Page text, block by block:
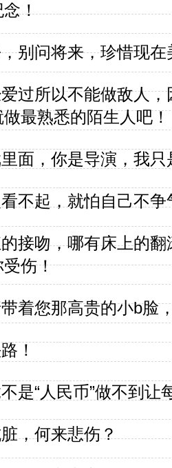
念！
别问将来，珍惜现
过所以不能做敌人
最熟悉的陌生人吧！
面，你是导演，我
不起，就怕自己不争
接吻，哪有床上的
伤！
着您那高贵的小b脸
！
是“人民币”做不到让
，何来悲伤？